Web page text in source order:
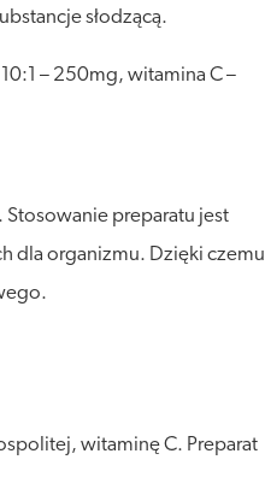
słodzącą.
– 250mg, witamina C –
preparatu jest
dla organizmu. Dzięki czemu
witaminę C. Preparat